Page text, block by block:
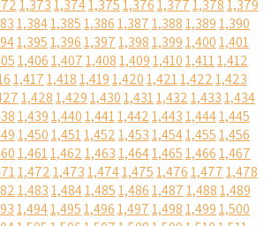
1,3731,3741,3751,3761,3771,3781,379
1,3841,3851,3861,3871,3881,3891,390
1,3951,3961,3971,3981,3991,4001,401
1,4061,4071,4081,4091,4101,4111,412
1,4171,4181,4191,4201,4211,4221,423
1,4281,4291,4301,4311,4321,4331,434
1,4391,4401,4411,4421,4431,4441,445
1,4501,4511,4521,4531,4541,4551,456
1,4611,4621,4631,4641,4651,4661,467
1,4721,4731,4741,4751,4761,4771,478
1,4831,4841,4851,4861,4871,4881,489
1,4941,4951,4961,4971,4981,4991,500